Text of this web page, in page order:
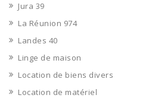
Jura 39
La Réunion 974
Landes 40
Linge de maison
Location de biens divers
Location de matériel